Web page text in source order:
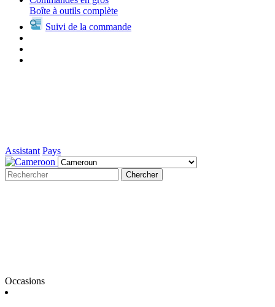
Boîte à outils complète
Suivi de la commande
Assistant Pays
Chercher
Occasions